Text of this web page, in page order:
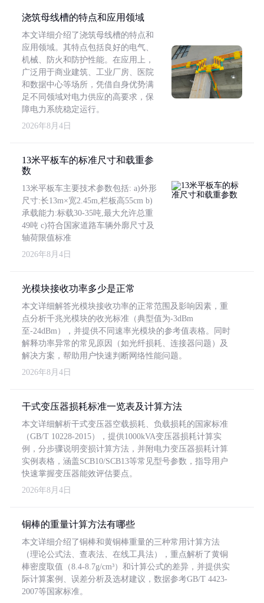
浇筑母线槽的特点和应用领域
本文详细介绍了浇筑母线槽的特点和
应用领域。其特点包括良好的电气、
机械、防火和防护性能。在应用上，
广泛用于商业建筑、工业厂房、医院
和数据中心等场所，凭借自身优势满
足不同领域对电力供应的高要求，保
障电力系统稳定运行。
2026年8月4日
13米平板车的标准尺寸和载重参
数
13米平板车主要技术参数包括: a)外形
尺寸:长13m×宽2.45m,栏板高55cm b)
承载能力:标载30-35吨,最大允许总重
49吨 c)符合国家道路车辆外廓尺寸及
轴荷限值标准
2026年8月4日
光模块接收功率多少是正常
本文详细解答光模块接收功率的正常范围及影响因素，重
点分析千兆光模块的收光标准（典型值为-3dBm
至-24dBm），并提供不同速率光模块的参考值表格。同时
解释功率异常的常见原因（如光纤损耗、连接器问题）及
解决方案，帮助用户快速判断网络性能问题。
2026年8月4日
干式变压器损耗标准一览表及计算方法
本文详细解析干式变压器空载损耗、负载损耗的国家标准
（GB/T 10228-2015），提供1000kVA变压器损耗计算实
例，分步骤说明变损计算方法，并附电力变压器损耗计算
实例表格，涵盖SCB10/SCB13等常见型号参数，指导用户
快速掌握变压器能效评估要点。
2026年8月4日
铜棒的重量计算方法有哪些
本文详细介绍了铜棒和黄铜棒重量的三种常用计算方法
（理论公式法、查表法、在线工具法），重点解析了黄铜
棒密度取值（8.4-8.7g/cm³）和计算公式的差异，并提供实
际计算案例、误差分析及选材建议，数据参考GB/T 4423-
2007等国家标准。